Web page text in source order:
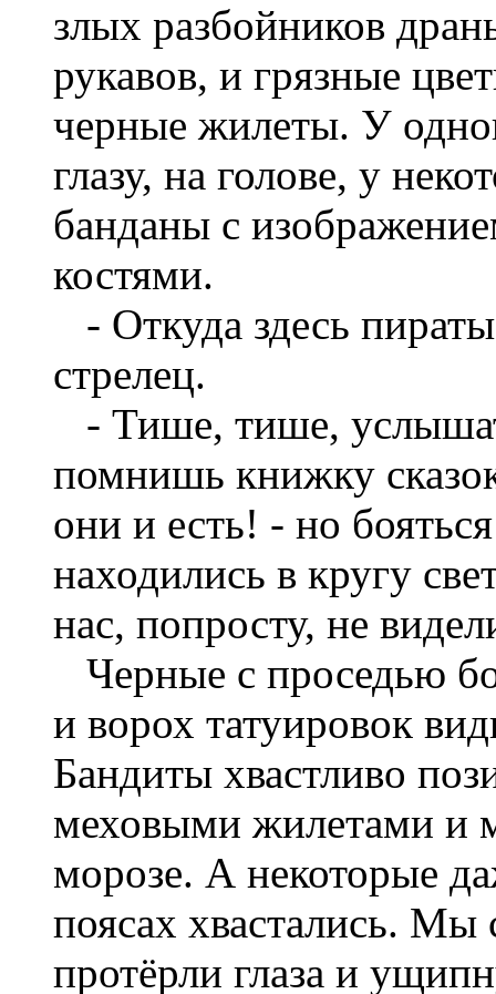
злых разбойников
рукавов, и грязные
черные жилеты. У
глазу, на голове, у
банданы с
костями.
- Откуда здесь
стрелец.
- Тише, тише,
помнишь книжку
они и есть! - но
находились в кругу
нас, попросту, не
Черные с проседью
и ворох татуировок
Бандиты хвастливо
меховыми жилетами и
морозе. А некоторые
поясах хвастались. Мы
протёрли глаза и